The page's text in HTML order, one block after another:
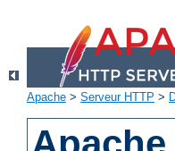
Apache > Serveur HTTP >